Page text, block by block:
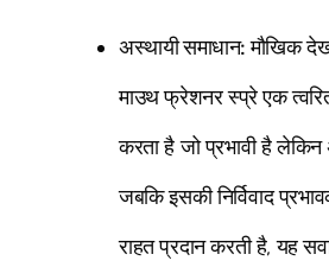
अस्थायी समाधान:मौखिक
माउथ फ्रेशनर स्प्रे एक
करता है जो प्रभावी है
जबकि इसकी निर्विवाद
राहत प्रदान करती है, यह